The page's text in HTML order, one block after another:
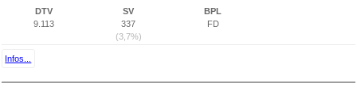
DTV
9.113
SV
337
(3,7%)
BPL
FD
Infos...